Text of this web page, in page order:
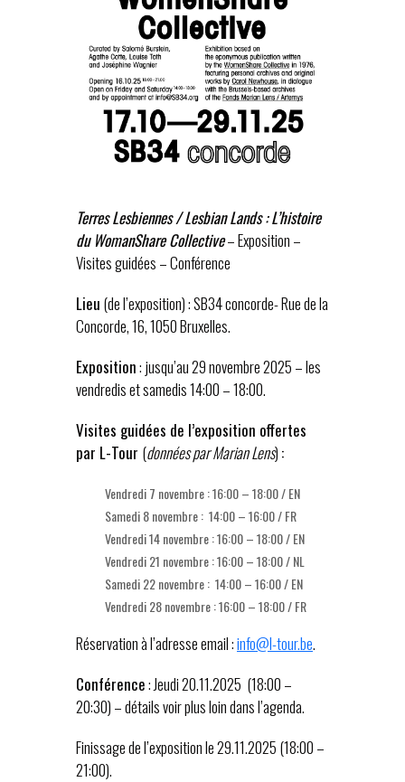
Terres Lesbiennes / Lesbian Lands : L’histoire
du WomanShare Collective– Exposition –
Visites guidées – Conférence
Lieu (de l’exposition) : SB34 concorde- Rue de la
Concorde, 16, 1050 Bruxelles.
Exposition: jusqu’au 29 novembre 2025 – les
vendredis et samedis 14:00 – 18:00.
Visites guidées de l’exposition offertes
par L-Tour (données par Marian Lens) :
Vendredi 7 novembre : 16:00 – 18:00 / EN
Samedi 8 novembre : 14:00 – 16:00 / FR
Vendredi 14 novembre : 16:00 – 18:00 / EN
Vendredi 21 novembre : 16:00 – 18:00 / NL
Samedi 22 novembre : 14:00 – 16:00 / EN
Vendredi 28 novembre : 16:00 – 18:00 / FR
Réservation à l’adresse email :info@l-tour.be.
Conférence: Jeudi 20.11.2025 (18:00 –
20:30) – détails voir plus loin dans l’agenda.
Finissage de l’exposition le 29.11.2025 (18:00 –
21:00).